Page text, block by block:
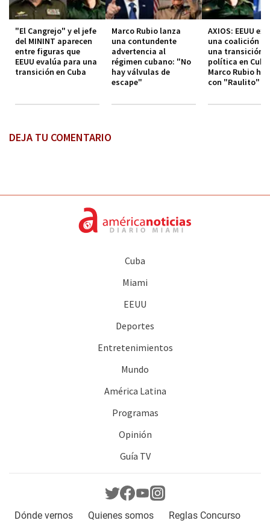
"El Cangrejo" y el jefe
del MININT aparecen
entre figuras que
EEUU evalúa para una
transición en Cuba
Marco Rubio lanza
una contundente
advertencia al
régimen cubano: "No
hay válvulas de
escape"
AXIOS: EEUU
una coalición
una transición
política en
Marco Rubio
con "Raulito"
DEJA TU COMENTARIO
Cuba
Miami
EEUU
Deportes
Entretenimientos
Mundo
América Latina
Programas
Opinión
Guía TV
Dónde vernos Quienes somos
Reglas Concurso